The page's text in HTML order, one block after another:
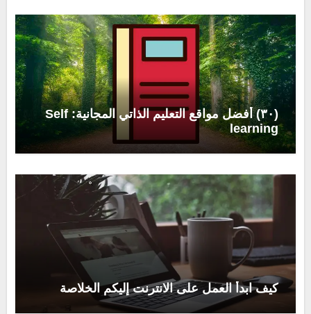
(٣٠) أفضل مواقع التعليم الذاتي المجانية: Self
learning
كيف ابدأ العمل على الانترنت إليكم الخلاصة